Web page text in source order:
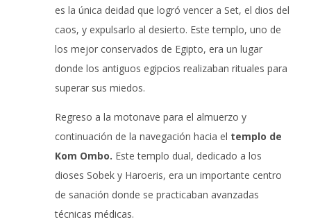
es la única deidad que logró vencer a Set, el dios del
caos, y expulsarlo al desierto. Este templo, uno de
los mejor conservados de Egipto, era un lugar
donde los antiguos egipcios realizaban rituales para
superar sus miedos.
Regreso a la motonave para el almuerzo y
continuación de la navegación hacia el templo de
Kom Ombo. Este templo dual, dedicado a los
dioses Sobek y Haroeris, era un importante centro
de sanación donde se practicaban avanzadas
técnicas médicas.